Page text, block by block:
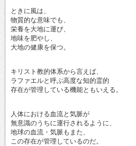
ときに風は、
物質的な意味でも、
栄養を大地に運び、
地味を肥やし、
大地の健康を保つ。
キリスト教的体系から言えば、
ラファエルと呼ぶ高度な知的霊的
存在が管理している機能ともいえる。
人体における血流と気脈が
無意識のうちに運行されるように、
地球の血流・気脈もまた、
この存在が管理しているのだ。